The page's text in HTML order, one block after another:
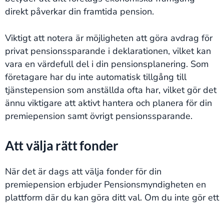
direkt påverkar din framtida pension.
Viktigt att notera är möjligheten att göra avdrag för
privat pensionssparande i deklarationen, vilket kan
vara en värdefull del i din pensionsplanering. Som
företagare har du inte automatisk tillgång till
tjänstepension som anställda ofta har, vilket gör det
ännu viktigare att aktivt hantera och planera för din
premiepension samt övrigt pensionssparande.
Att välja rätt fonder
När det är dags att välja fonder för din
premiepension erbjuder Pensionsmyndigheten en
plattform där du kan göra ditt val. Om du inte gör ett